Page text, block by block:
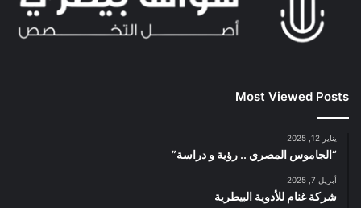
Most Viewed Posts
يناير 12, 2025
“الجاموس المصري .. رؤية و دراسة”
أبريل 7, 2025
شركة غنام للأدوية البيطرية